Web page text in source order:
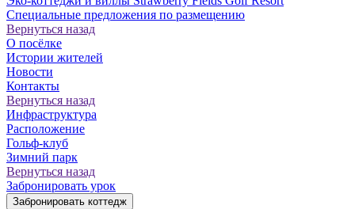
Специальные предложения по размещению
Вернуться назад
О посёлке
Истории жителей
Новости
Контакты
Вернуться назад
Инфраструктура
Расположение
Гольф-клуб
Зимний парк
Вернуться назад
Забронировать урок
Забронировать коттедж